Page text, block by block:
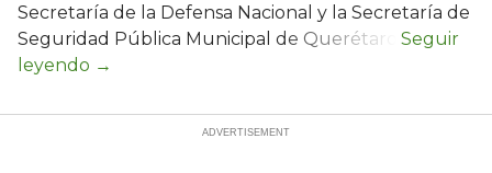
Secretaría de la Defensa Nacional y la Secretaría de
Seguridad Pública Municipal de Querétaro.